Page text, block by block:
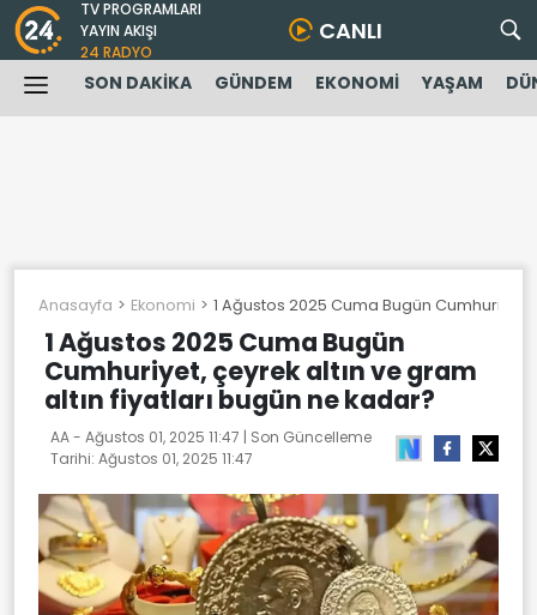
TV PROGRAMLARI
YAYIN AKIŞI
24 RADYO
CANLI
SON DAKİKA GÜNDEM EKONOMİ YAŞAM
Anasayfa Ekonomi 1 Ağustos 2025 Cuma Bugün
1 Ağustos 2025 Cuma Bugün
Cumhuriyet, çeyrek altın ve gram
altın fiyatları bugün ne kadar?
AA - Ağustos 01, 2025 11:47 | Son Güncelleme
Tarihi: Ağustos 01, 2025 11:47